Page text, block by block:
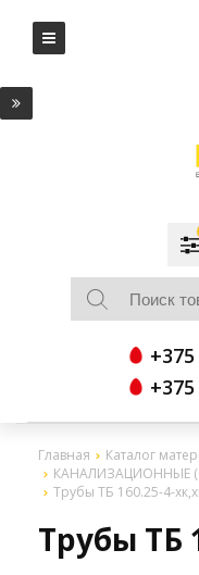
Главная Каталог
КАНАЛИЗАЦИОННЫЕ
Трубы ТБ 160.25-4-
Трубы ТБ